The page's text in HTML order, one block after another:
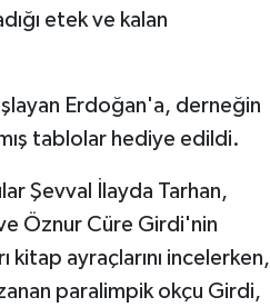
etek ve kalan
Erdoğan'a, derneğin
tablolar hediye edildi.
Şevval İlayda Tarhan,
Öznur Cüre Girdi'nin
kitap ayraçlarını incelerken,
paralimpik okçu Girdi,